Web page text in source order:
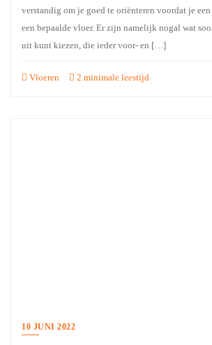
verstandig om je goed te oriënteren voordat je
een bepaalde vloer. Er zijn namelijk nogal wat
uit kunt kiezen, die ieder voor- en […]
Vloeren 2 minimale leestijd
10 JUNI 2022